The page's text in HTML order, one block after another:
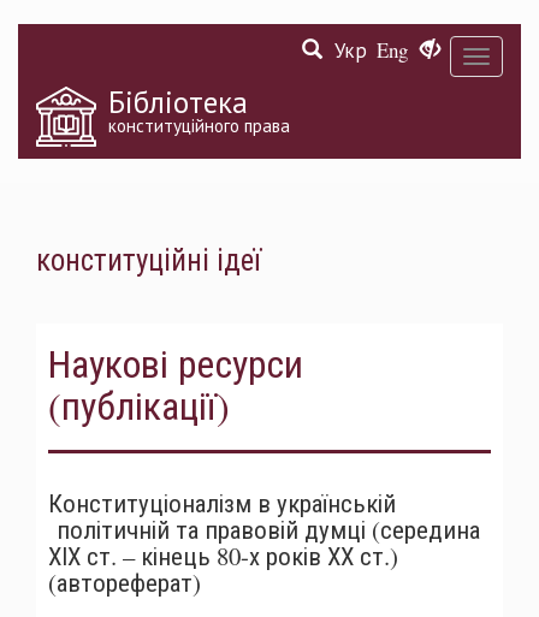
Toggle
Укр Eng
Бібліотека
конституційного права
конституційні ідеї
Наукові ресурси
(публікації)
Конституціоналізм в українській
політичній та правовій думці (середина
ХІХ ст. – кінець 80-х років ХХ ст.)
(автореферат)